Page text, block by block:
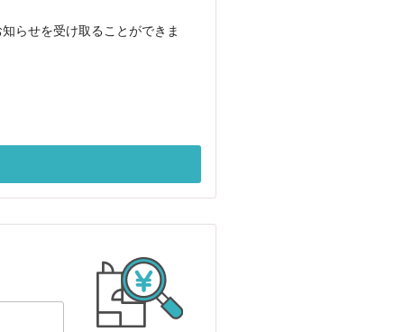
らせを受け取ることができま